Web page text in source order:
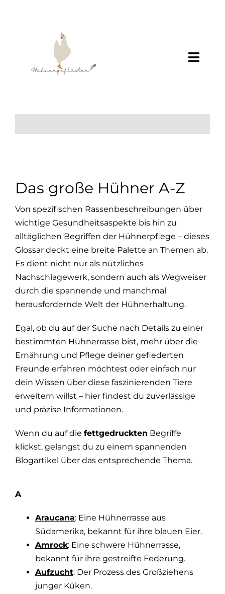
Das große Hühner A-Z
Von spezifischen Rassenbeschreibungen über
wichtige Gesundheitsaspekte bis hin zu
alltäglichen Begriffen der Hühnerpflege – dieses
Glossar deckt eine breite Palette an Themen ab.
Es dient nicht nur als nützliches
Nachschlagewerk, sondern auch als Wegweiser
durch die spannende und manchmal
herausfordernde Welt der Hühnerhaltung.
Egal, ob du auf der Suche nach Details zu einer
bestimmten Hühnerrasse bist, mehr über die
Ernährung und Pflege deiner gefiederten
Freunde erfahren möchtest oder einfach nur
dein Wissen über diese faszinierenden Tiere
erweitern willst – hier findest du zuverlässige
und präzise Informationen.
Wenn du auf die fettgedruckten Begriffe
klickst, gelangst du zu einem spannenden
Blogartikel über das entsprechende Thema.
A
Araucana: Eine Hühnerrasse aus
Südamerika, bekannt für ihre blauen Eier.
Amrock: Eine schwere Hühnerrasse,
bekannt für ihre gestreifte Federung.
Aufzucht: Der Prozess des Großziehens
junger Küken.